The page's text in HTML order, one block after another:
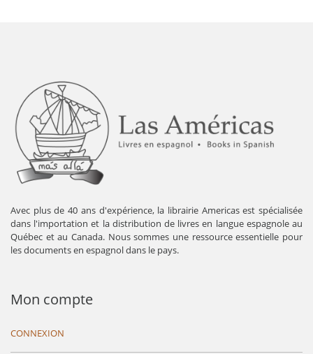
Avec plus de 40 ans d'expérience, la librairie Americas est spécialisée
dans l'importation et la distribution de livres en langue espagnole au
Québec et au Canada. Nous sommes une ressource essentielle pour
les documents en espagnol dans le pays.
Mon compte
CONNEXION